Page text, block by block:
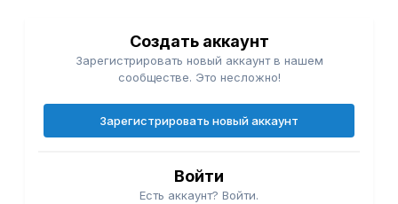
Создать аккаунт
Зарегистрировать новый аккаунт в нашем
сообществе. Это несложно!
Зарегистрировать новый аккаунт
Войти
Есть аккаунт? Войти.